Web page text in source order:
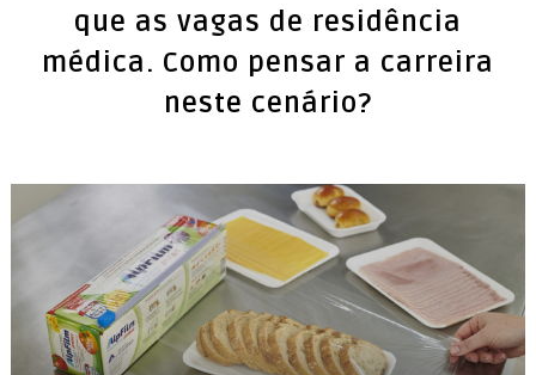
que as vagas de residência
médica. Como pensar a carreira
neste cenário?